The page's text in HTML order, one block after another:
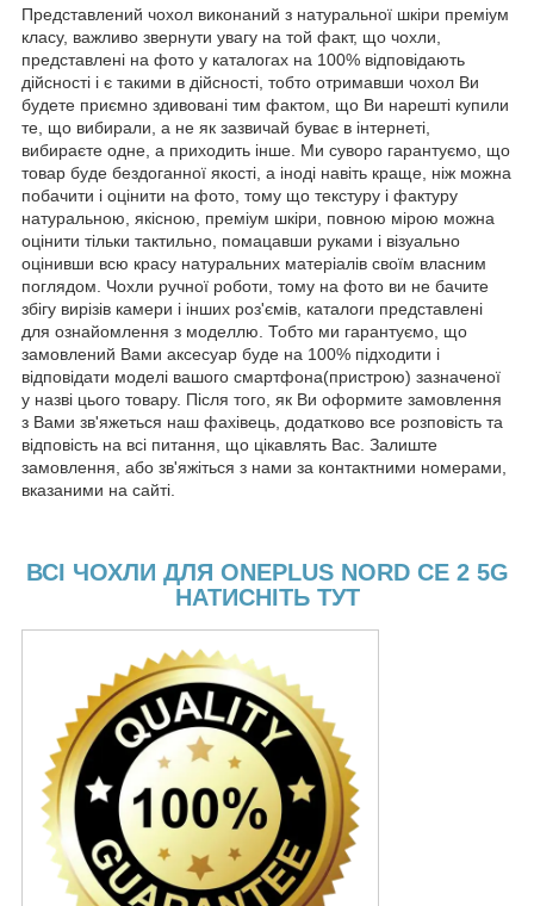
Представлений чохол виконаний з натуральної шкіри преміум
класу, важливо звернути увагу на той факт, що чохли,
представлені на фото у каталогах на 100% відповідають
дійсності і є такими в дійсності, тобто отримавши чохол Ви
будете приємно здивовані тим фактом, що Ви нарешті купили
те, що вибирали, а не як зазвичай буває в інтернеті,
вибираєте одне, а приходить інше. Ми суворо гарантуємо, що
товар буде бездоганної якості, а іноді навіть краще, ніж можна
побачити і оцінити на фото, тому що текстуру і фактуру
натуральною, якісною, преміум шкіри, повною мірою можна
оцінити тільки тактильно, помацавши руками і візуально
оцінивши всю красу натуральних матеріалів своїм власним
поглядом. Чохли ручної роботи, тому на фото ви не бачите
збігу вирізів камери і інших роз'ємів, каталоги представлені
для ознайомлення з моделлю. Тобто ми гарантуємо, що
замовлений Вами аксесуар буде на 100% підходити і
відповідати моделі вашого смартфона(пристрою) зазначеної
у назві цього товару. Після того, як Ви оформите замовлення
з Вами зв'яжеться наш фахівець, додатково все розповість та
відповість на всі питання, що цікавлять Вас. Залиште
замовлення, або зв'яжіться з нами за контактними номерами,
вказаними на сайті.
ВСІ ЧОХЛИ ДЛЯ ONEPLUS NORD CE 2 5G
НАТИСНІТЬ ТУТ